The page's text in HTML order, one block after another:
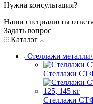
Нужна консультация?
Наши специалисты
Задать вопрос
Каталог
Стеллажи
Стеллажи
Стеллажи СТФ